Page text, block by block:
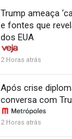
Trump ameaça
e fontes que
dos EUA
2 Horas atrás
Após crise
conversa com
2 Horas atrás